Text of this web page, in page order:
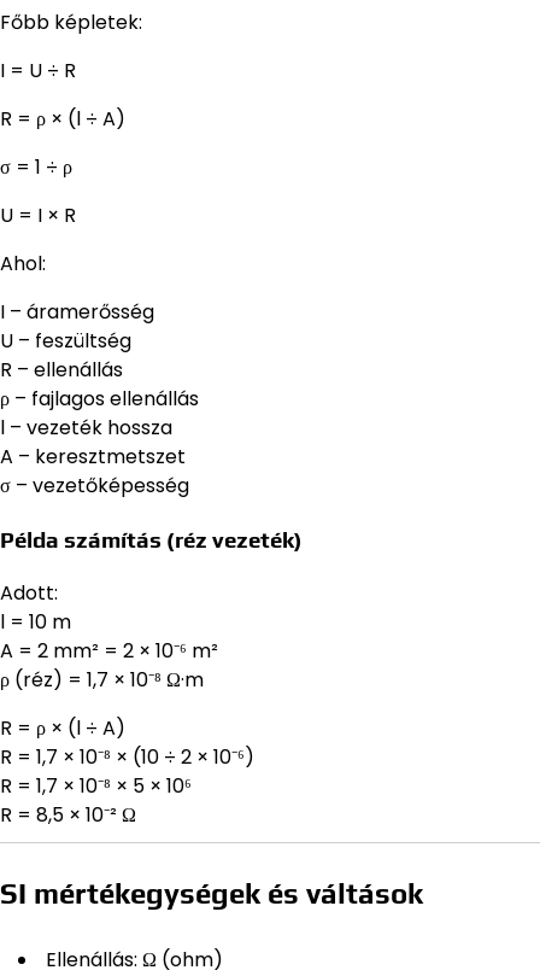
Főbb képletek:
I = U ÷ R
R = ρ × (l ÷ A)
σ = 1 ÷ ρ
U = I × R
Ahol:
I – áramerősség
U – feszültség
R – ellenállás
ρ – fajlagos ellenállás
l – vezeték hossza
A – keresztmetszet
σ – vezetőképesség
Példa számítás (réz vezeték)
Adott:
l = 10 m
A = 2 mm² = 2 × 10⁻⁶ m²
ρ (réz) = 1,7 × 10⁻⁸ Ω·m
R = ρ × (l ÷ A)
R = 1,7 × 10⁻⁸ × (10 ÷ 2 × 10⁻⁶)
R = 1,7 × 10⁻⁸ × 5 × 10⁶
R = 8,5 × 10⁻² Ω
SI mértékegységek és váltások
Ellenállás: Ω (ohm)